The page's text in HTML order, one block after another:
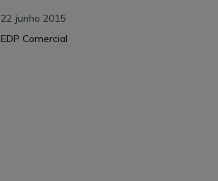
22 junho 2015
EDP Comercial